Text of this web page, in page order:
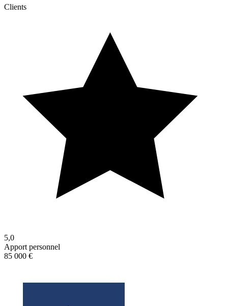
Clients
5,0
Apport personnel
85 000 €